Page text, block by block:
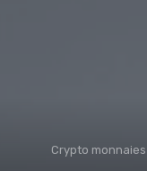
Crypto monnaies